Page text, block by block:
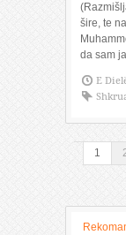
šire, te
da sam
E
1